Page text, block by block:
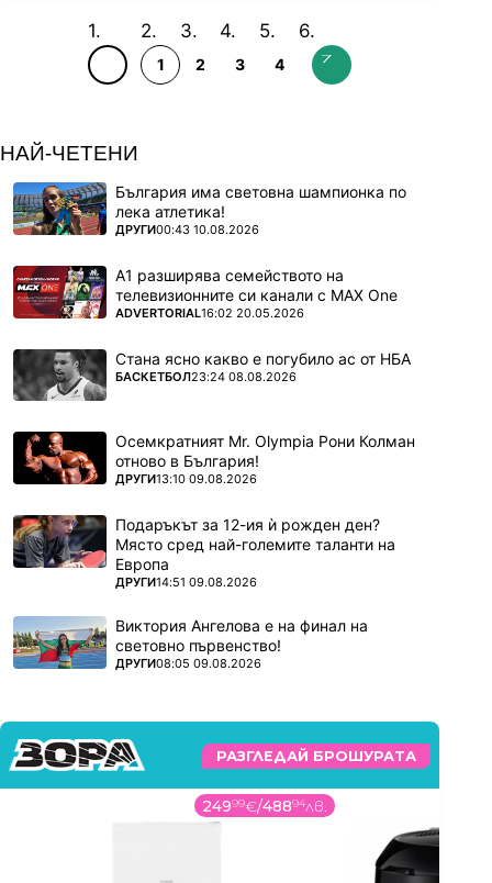
1 2 3 4
НАЙ-ЧЕТЕНИ
България има световна шампионка по
лека атлетика!
ПОВЕЧЕ ОТ
ДРУГИ00:43 10.08.2026
А1 разширява семейството на
телевизионните си канали с MAX One
ПОВЕЧЕ ОТ
ADVERTORIAL16:02 20.05.2026
Стана ясно какво е погубило ас от НБА
ПОВЕЧЕ ОТ
БАСКЕТБОЛ23:24 08.08.2026
Осемкратният Mr. Olympia Рони Колман
отново в България!
ПОВЕЧЕ ОТ
ДРУГИ13:10 09.08.2026
Подаръкът за 12-ия ѝ рожден ден?
Място сред най-големите таланти на
Европа
ПОВЕЧЕ ОТ
ДРУГИ14:51 09.08.2026
Виктория Ангелова е на финал на
световно първенство!
ПОВЕЧЕ ОТ
ДРУГИ08:05 09.08.2026
РАЗГЛЕДАЙ БРОШУРАТА
24999€/48894лв.